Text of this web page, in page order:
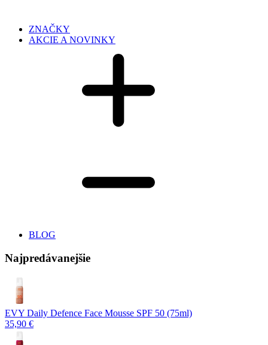
ZNAČKY
AKCIE A NOVINKY
BLOG
Najpredávanejšie
EVY Daily Defence Face Mousse SPF 50 (75ml)
35,90 €